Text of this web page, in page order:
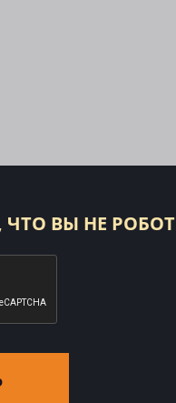
ЧТО ВЫ НЕ РОБОТ